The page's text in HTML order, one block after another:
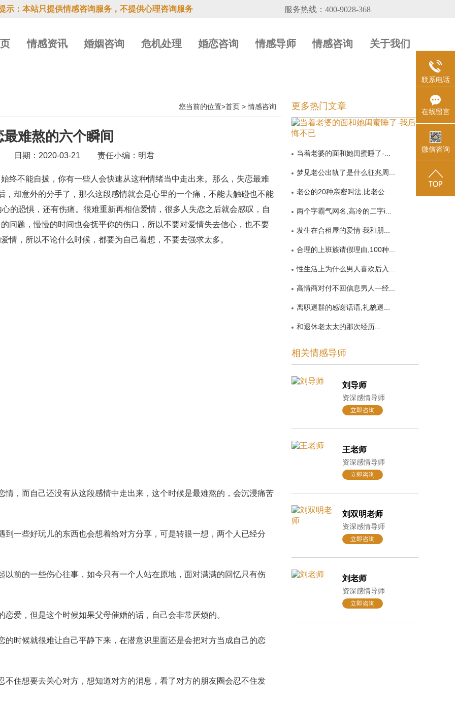
示：本站只提供情感咨询服务，不提供心理咨询服务
情感资讯 婚姻咨询 危机处理 婚恋咨询 情感导师 情感咨询 关于我们
您当前的位置>首页 > 情感咨询
最难熬的六个瞬间
日期：2020-03-21 责任小编：明君
终不能自拔，你有一些人会快速从这种情绪当中走出来。那么，失恋最难
却意外的分手了，那么这段感情就会是心里的一个痛，不能去触碰也不能
的恐惧，还有伤痛。很难重新再相信爱情，很多人失恋之后就会感叹，自
问题，慢慢的时间也会抚平你的伤口，所以不要对爱情失去信心，也不要
情，所以不论什么时候，都要为自己着想，不要去强求太多。
而自己还没有从这段感情中走出来，这个时候是最难熬的，会沉浸痛苦
些好玩儿的东西也会想着给对方分享，可是转眼一想，两个人已经分
的一些伤心往事，如今只有一个人站在原地，面对满满的回忆只有伤
，但是这个时候如果父母催婚的话，自己会非常厌烦的。
候就很难让自己平静下来，在潜意识里面还是会把对方当成自己的恋
想要去关心对方，想知道对方的消息，看了对方的朋友圈会忍不住发
更多热门文章
当着老婆的面和她闺蜜睡了-...
梦见老公出轨了是什么征兆周...
老公的20种亲密叫法,比老公...
两个字霸气网名,高冷的二字i...
发生在合租屋的爱情 我和朋...
合理的上班族请假理由,100种...
性生活上为什么男人喜欢后入...
高情商对付不回信息男人—经...
离职退群的感谢话语,礼貌退...
和退休老太太的那次经历...
相关情感导师
刘导师
资深感情导师
立即咨询
王老师
资深感情导师
立即咨询
刘双明老师
资深感情导师
立即咨询
刘老师
资深感情导师
立即咨询
联系电话
在线留言
微信咨询